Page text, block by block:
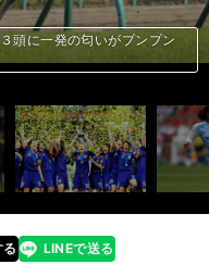
頭に一発の匂いがプンプン
題はしっかり考えないと」
カースタイルを変えた
欠如は改善できるのか
line LINEで送る